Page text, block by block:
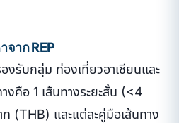
าก REP
งรับกลุ่ม ท่องเที่ยวอาเซียนและ
งคือ 1 เส้นทางระยะสั้น (<4
ท (THB) และแต่ละคู่มือเส้นทาง